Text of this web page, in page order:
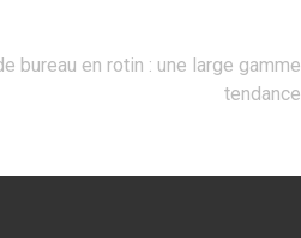
bureau en rotin : une large gamme
tendance